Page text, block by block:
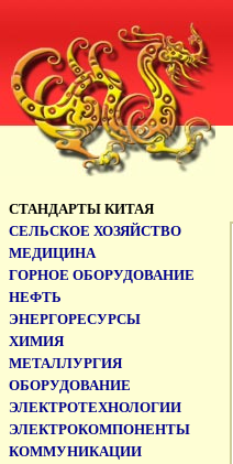
СТАНДАРТЫ КИТАЯ
CЕЛЬСКОЕ ХОЗЯЙСТВО
МЕДИЦИНА
ГОРНОЕ ОБОРУДОВАНИЕ
НЕФТЬ
ЭНЕРГОРЕСУРСЫ
ХИМИЯ
МЕТАЛЛУРГИЯ
ОБОРУДОВАНИЕ
ЭЛЕКТРОТЕХНОЛОГИИ
ЭЛЕКТРОКОМПОНЕНТЫ
КОММУНИКАЦИИ